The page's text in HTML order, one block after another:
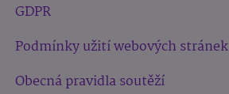
GDPR
Podmínky užití webových stránek
Obecná pravidla soutěží